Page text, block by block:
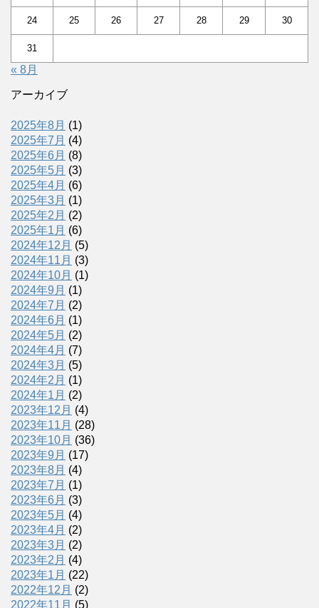
24 25 26 27 28 29 30
31
« 8月
アーカイブ
2025年8月 (1)
2025年7月 (4)
2025年6月 (8)
2025年5月 (3)
2025年4月 (6)
2025年3月 (1)
2025年2月 (2)
2025年1月 (6)
2024年12月 (5)
2024年11月 (3)
2024年10月 (1)
2024年9月 (1)
2024年7月 (2)
2024年6月 (1)
2024年5月 (2)
2024年4月 (7)
2024年3月 (5)
2024年2月 (1)
2024年1月 (2)
2023年12月 (4)
2023年11月 (28)
2023年10月 (36)
2023年9月 (17)
2023年8月 (4)
2023年7月 (1)
2023年6月 (3)
2023年5月 (4)
2023年4月 (2)
2023年3月 (2)
2023年2月 (4)
2023年1月 (22)
2022年12月 (2)
2022年11月 (5)